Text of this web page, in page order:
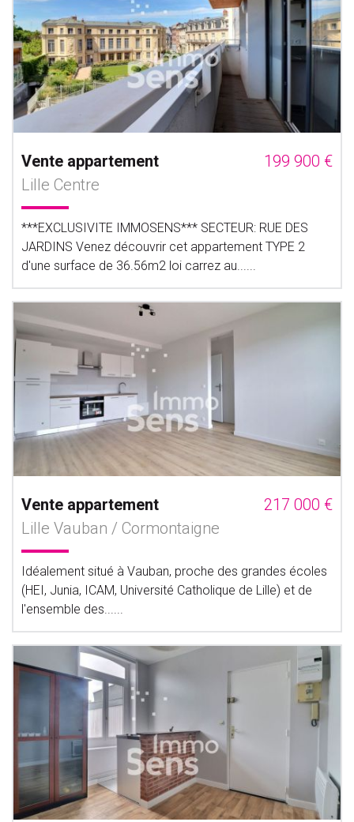
Vente appartement
199 900 €
Lille Centre
***EXCLUSIVITE IMMOSENS*** SECTEUR: RUE DES
JARDINS Venez découvrir cet appartement TYPE 2
d'une surface de 36.56m2 loi carrez au......
Vente appartement
217 000 €
Lille Vauban / Cormontaigne
Idéalement situé à Vauban, proche des grandes écoles
(HEI, Junia, ICAM, Université Catholique de Lille) et de
l'ensemble des......